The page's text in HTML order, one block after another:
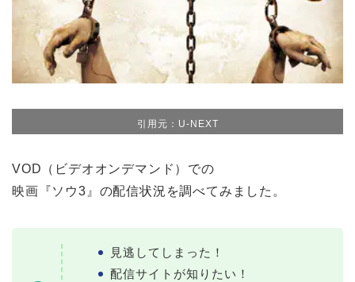
引用元：U-NEXT
VOD（ビデオオンデマンド）での
映画『ソウ3』の配信状況を調べてみました。
見逃してしまった！
配信サイトが知りたい！